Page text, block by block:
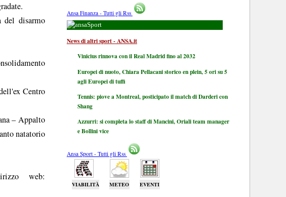
del disarmo
Centro
– Appalto
natatorio
web:
Ansa Finanza - Tutti gli Rss
Sport
News di altri sport - ANSA.it
Vinicius rinnova con il Real Madrid fino al 2032
Europei di nuoto, Chiara Pellacani storico en plein, 5 ori su 5
agli Europei di tuffi
Tennis: piove a Montreal, posticipato il match di Darderi con
Shang
Azzurri: si completa lo staff di Mancini, Oriali team manager
e Bollini vice
Ansa Sport - Tutti gli Rss
VIABILITÀ METEO EVENTI